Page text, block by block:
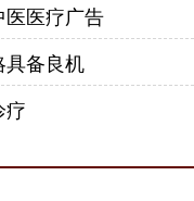
医疗广告
具备良机
疗